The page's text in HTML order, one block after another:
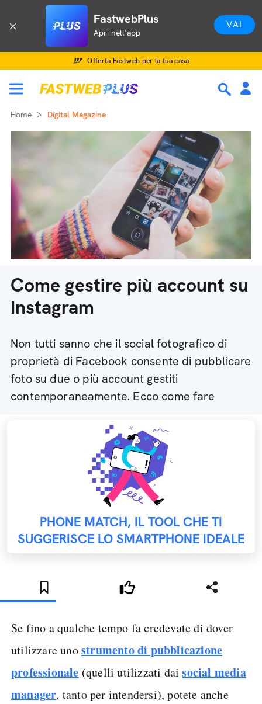
FastwebPlus
Apri nell'app
VAI
Offerta Fastweb per la tua casa
Home Digital Magazine
Come gestire più account su
Instagram
Non tutti sanno che il social fotografico di
proprietà di Facebook consente di pubblicare
foto su due o più account gestiti
contemporaneamente. Ecco come fare
PHONE MATCH, IL TOOL CHE TI
SUGGERISCE LO SMARTPHONE IDEALE
Se fino a qualche tempo fa credevate di dover
utilizzare unostrumento di pubblicazione
professionale (quelli utilizzati daisocial media
manager, tanto per intendersi), potete anche